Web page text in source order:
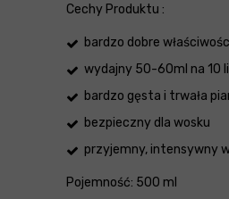
Cechy Produktu :
bardzo dobre
wydajny 50-60ml na 10
bardzo gęsta i trwała
bezpieczny dla wosku
przyjemny, intensywny
Pojemność: 500 ml